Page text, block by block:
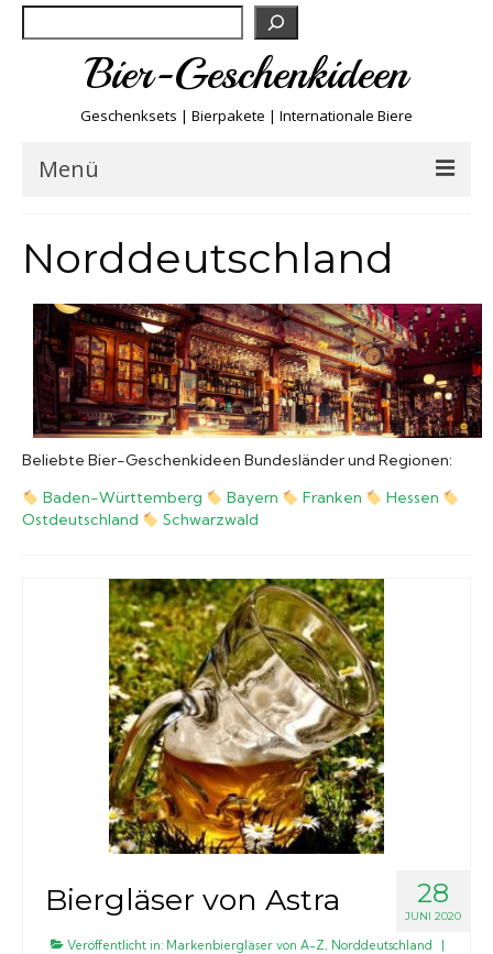
Bier-Geschenkideen
Geschenksets | Bierpakete | Internationale Biere
Menü
Bierboxen & Sets
Biere A-Z
Biere der Welt
Biergläser
Geschenksets
Partyfässer
Norddeutschland
Beliebte Bier-Geschenkideen Bundesländer und Regionen:
Baden-Württemberg
Bayern Franken
Hessen
Ostdeutschland
Schwarzwald
28
JUNI 2020
Biergläser von Astra
Veröffentlicht in: Markenbiergläser von A-Z, Norddeutschland
|